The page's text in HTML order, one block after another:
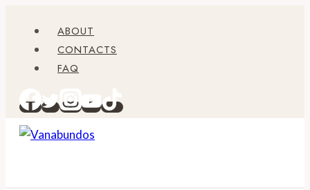
springen
ABOUT
CONTACTS
FAQ